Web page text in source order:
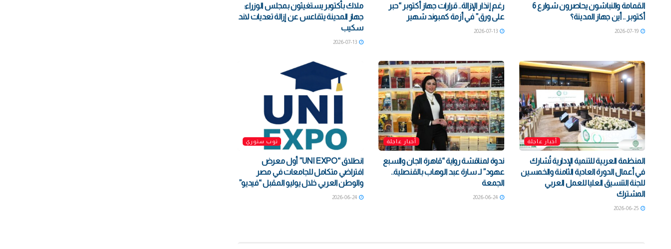
القمامة والنباشون يحاصرون شوارع 6
أكتوبر .. أين جهاز المدينة؟
2026-07-19
رغم إنذار الإزالة.. قرارات جهاز أكتوبر “حبر
على ورق” في أزمة كمبوند شهير
2026-07-13
ملاك بأكتوبر يستغيثون بمجلس الوزراء:
جهاز المدينة يتقاعس عن إزالة تعديات لاند
سكيب
2026-07-13
أخبار عاجلة
المنظمة العربية للتنمية الإدارية تُشارك
في أعمال الدورة العادية الثامنة والخمسين
للجنة التنسيق العليا للعمل العربي
المشترك
2026-06-25
أخبار عاجلة
ندوة لمناقشة رواية “قاهرة الجان والسبع
عهود” لـ سارة عبد الوهاب بالقنصلية..
الجمعة
2026-06-24
توب ستوري
انطلاق “UNI EXPO” أول معرض
افتراضي متكامل للجامعات في مصر
والوطن العربي خلال يوليو المقبل “فيديو”
2026-06-24